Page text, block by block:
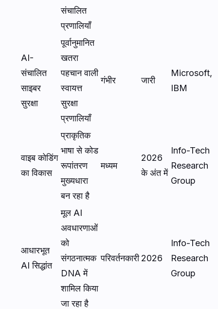
संचालित
प्रणालियाँ
AI-
संचालित
साइबर
सुरक्षा
पूर्वानुमानित
खतरा
पहचान वाली
स्वायत्त
सुरक्षा
प्रणालियाँ
गंभीर जारी
Microsoft,
IBM
वाइब कोडिंग
का विकास
प्राकृतिक
भाषा से कोड
रूपांतरण
मुख्यधारा
बन रहा है
मध्यम
2026
के अंत में
Info-Tech
Research
Group
आधारभूत
AI सिद्धांत
मूल AI
अवधारणाओं
को
संगठनात्मक
DNA में
शामिल किया
जा रहा है
परिवर्तनकारी 2026
Info-Tech
Research
Group